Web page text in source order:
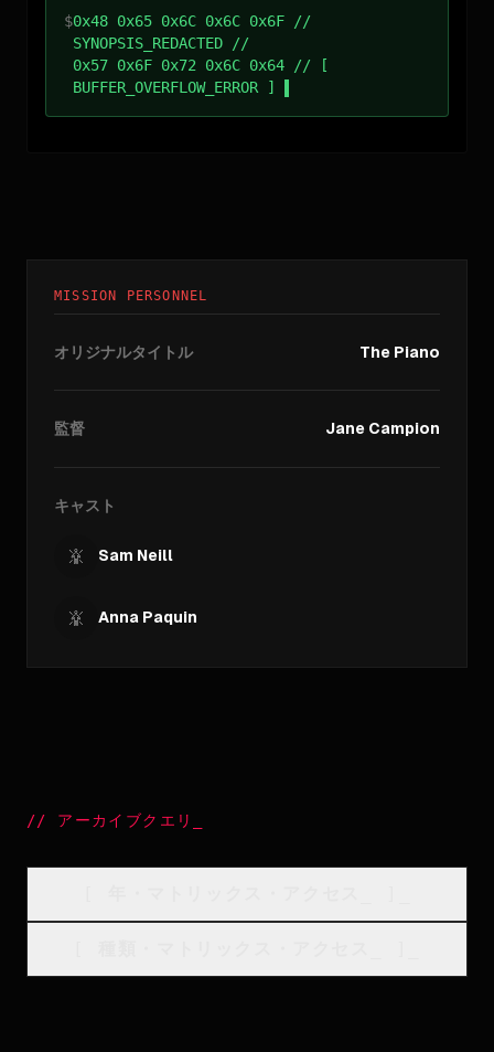
$0x48 0x65 0x6C 0x6C 0x6F //
SYNOPSIS_REDACTED //
0x57 0x6F 0x72 0x6C 0x64 // [
BUFFER_OVERFLOW_ERROR ]
MISSION PERSONNEL
オリジナルタイトル The Piano
監督 Jane Campion
キャスト
Sam Neill
Anna Paquin
// アーカイブクエリ